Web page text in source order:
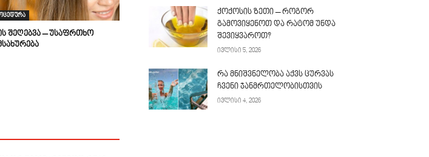
შეღებვა – უსაფრთხო
ქოქოსის ზეთი – როგორ
გამოვიყენოთ და რატომ უნდა
შევიყვაროთ?
ივლისი 5, 2026
რა მნიშვნელობა აქვს ცურვას
ჩვენი ჯანმრთელობისთვის
ივლისი 4, 2026